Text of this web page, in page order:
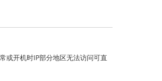
或开机时IP部分地区无法访问可直